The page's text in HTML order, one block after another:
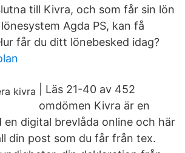
till Kivra, och som får sin lön
Agda PS, kan få
får du ditt lönebesked idag?
| Läs 21-40 av 452
omdömen Kivra är en
en digital brevlåda online och här
din post som du får från tex.